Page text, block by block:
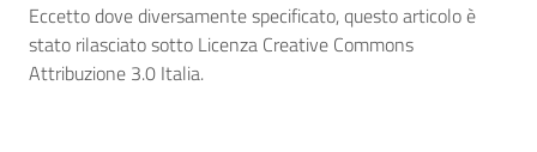
Eccetto dove diversamente specificato, questo articolo è
stato rilasciato sotto Licenza Creative Commons
Attribuzione 3.0 Italia.